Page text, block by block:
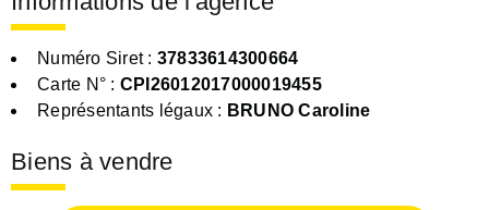
Numéro Siret : 37833614300664
Carte N° : CPI26012017000019455
Représentants légaux : BRUNO Caroline
Biens à vendre